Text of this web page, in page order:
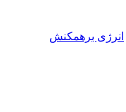
انرژی برهمکنش